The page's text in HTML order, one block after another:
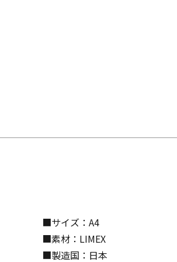
■サイズ：A4
■素材：LIMEX
■製造国：日本